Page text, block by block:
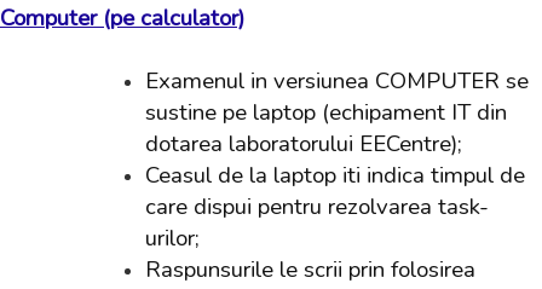
Computer (pe calculator)
Examenul in versiunea COMPUTER se
sustine pe laptop (echipament IT din
dotarea laboratorului EECentre);
Ceasul de la laptop iti indica timpul de
care dispui pentru rezolvarea task-
urilor;
Raspunsurile le scrii prin folosirea